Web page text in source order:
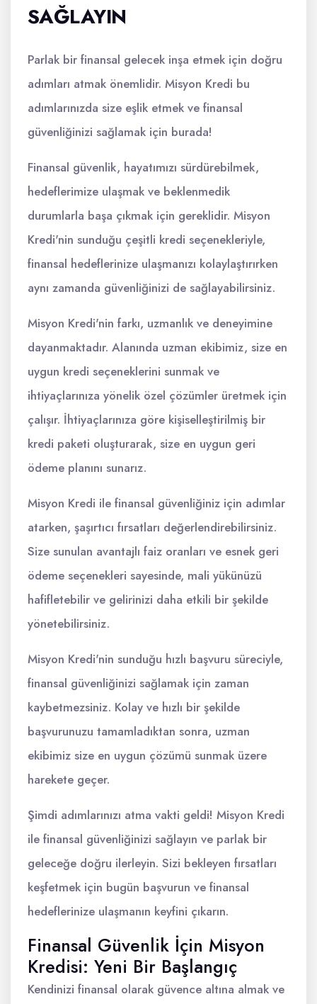
SAĞLAYIN
Parlak bir finansal gelecek inşa etmek için doğru
adımları atmak önemlidir. Misyon Kredi bu
adımlarınızda size eşlik etmek ve finansal
güvenliğinizi sağlamak için burada!
Finansal güvenlik, hayatımızı sürdürebilmek,
hedeflerimize ulaşmak ve beklenmedik
durumlarla başa çıkmak için gereklidir. Misyon
Kredi'nin sunduğu çeşitli kredi seçenekleriyle,
finansal hedeflerinize ulaşmanızı kolaylaştırırken
aynı zamanda güvenliğinizi de sağlayabilirsiniz.
Misyon Kredi'nin farkı, uzmanlık ve deneyimine
dayanmaktadır. Alanında uzman ekibimiz, size en
uygun kredi seçeneklerini sunmak ve
ihtiyaçlarınıza yönelik özel çözümler üretmek için
çalışır. İhtiyaçlarınıza göre kişiselleştirilmiş bir
kredi paketi oluşturarak, size en uygun geri
ödeme planını sunarız.
Misyon Kredi ile finansal güvenliğiniz için adımlar
atarken, şaşırtıcı fırsatları değerlendirebilirsiniz.
Size sunulan avantajlı faiz oranları ve esnek geri
ödeme seçenekleri sayesinde, mali yükünüzü
hafifletebilir ve gelirinizi daha etkili bir şekilde
yönetebilirsiniz.
Misyon Kredi'nin sunduğu hızlı başvuru süreciyle,
finansal güvenliğinizi sağlamak için zaman
kaybetmezsiniz. Kolay ve hızlı bir şekilde
başvurunuzu tamamladıktan sonra, uzman
ekibimiz size en uygun çözümü sunmak üzere
harekete geçer.
Şimdi adımlarınızı atma vakti geldi! Misyon Kredi
ile finansal güvenliğinizi sağlayın ve parlak bir
geleceğe doğru ilerleyin. Sizi bekleyen fırsatları
keşfetmek için bugün başvurun ve finansal
hedeflerinize ulaşmanın keyfini çıkarın.
Finansal Güvenlik İçin Misyon
Kredisi: Yeni Bir Başlangıç
Kendinizi finansal olarak güvence altına almak ve